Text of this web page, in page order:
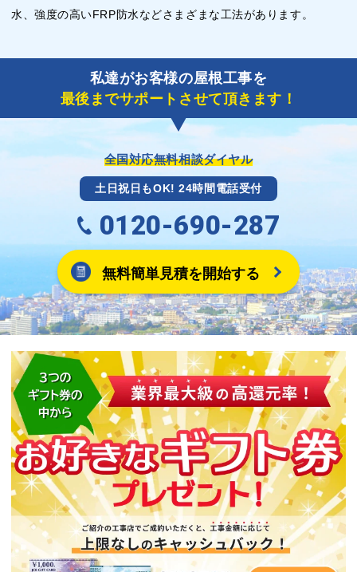
水、強度の高いFRP防水などさまざまな工法があります。
私達がお客様の屋根工事を
最後までサポートさせて頂きます！
全国対応無料相談ダイヤル
土日祝日もOK! 24時間電話受付
0120-690-287
無料簡単見積を開始する